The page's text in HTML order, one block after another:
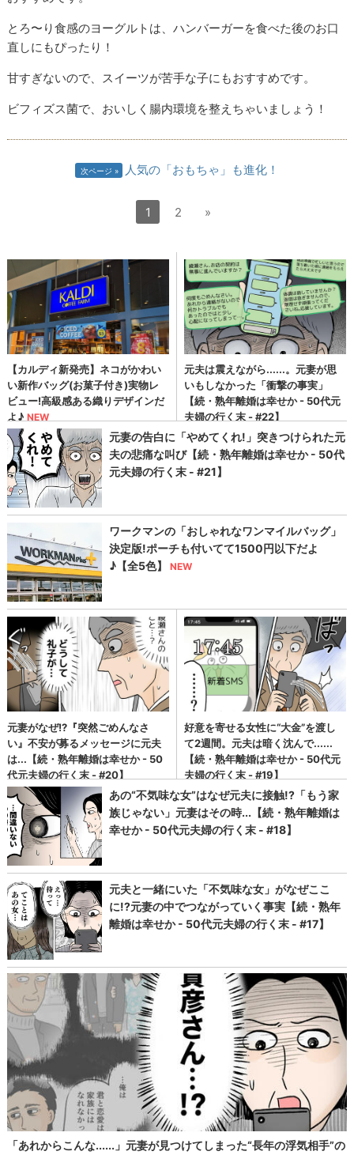
とろ〜り食感のヨーグルトは、ハンバーガーを食べた後のお口
直しにもぴったり！
甘すぎないので、スイーツが苦手な子にもおすすめです。
ビフィズス菌で、おいしく腸内環境を整えちゃいましょう！
次ページ 人気の「おもちゃ」も進化！
1 2 »